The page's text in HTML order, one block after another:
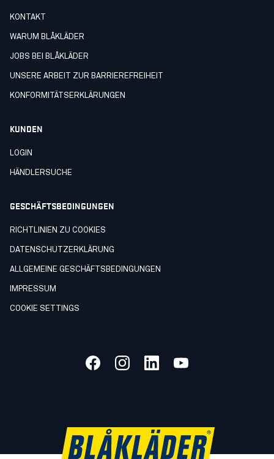
KONTAKT
WARUM BLÅKLÄDER
JOBS BEI BLÅKLÄDER
UNSERE ARBEIT ZUR BARRIEREFREIHEIT
KONFORMITÄTSERKLÄRUNGEN
KUNDEN
LOGIN
HÄNDLERSUCHE
GESCHÄFTSBEDINGUNGEN
RICHTLINIEN ZU COOKIES
DATENSCHUTZERKLÄRUNG
ALLGEMEINE GESCHÄFTSBEDINGUNGEN
IMPRESSUM
COOKIE SETTINGS